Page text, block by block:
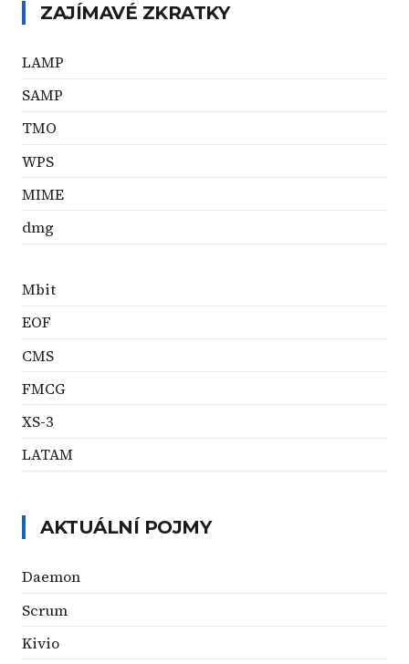
ZAJÍMAVÉ ZKRATKY
LAMP
SAMP
TMO
WPS
MIME
dmg
Mbit
EOF
CMS
FMCG
XS-3
LATAM
AKTUÁLNÍ POJMY
Daemon
Scrum
Kivio